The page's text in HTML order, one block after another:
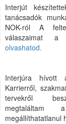
Interjút
tanácsadók
NOK-ról A
válaszaimat
olvashatod.
Interjúra hívott
Karrierről,
tervekről
megállíthatatlanul